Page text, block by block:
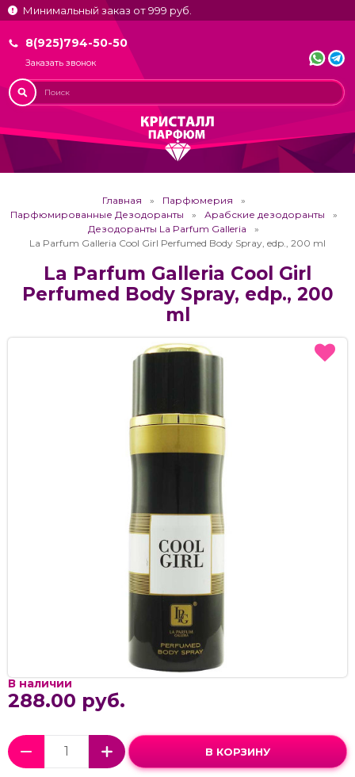
Минимальный заказ от 999 руб.
8(925)794-50-50
Заказать звонок
Главная
Парфюмерия
Парфюмированные Дезодоранты
Арабские дезодоранты
Дезодоранты La Parfum Galleria
La Parfum Galleria Cool Girl Perfumed Body Spray, edp., 200 ml
La Parfum Galleria Cool Girl
Perfumed Body Spray, edp., 200
ml
В наличии
288.00 руб.
В КОРЗИНУ